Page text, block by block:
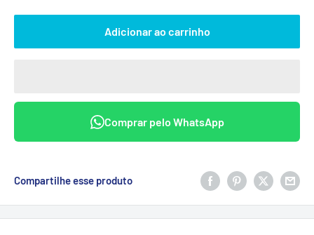
Adicionar ao carrinho
Comprar pelo WhatsApp
Compartilhe esse produto